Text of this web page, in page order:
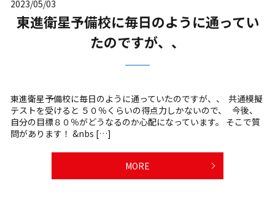
2023/05/03
東進衛星予備校に毎日のように通ってい
たのですが、、
東進衛星予備校に毎日のように通っていたのですが、、 共通模擬
テストを受けると ５０％くらいの得点力しかないので、 今後、
自分の目標８０％がどうなるのか心配になっています。 そこで質
問があります！ &nbs […]
MORE